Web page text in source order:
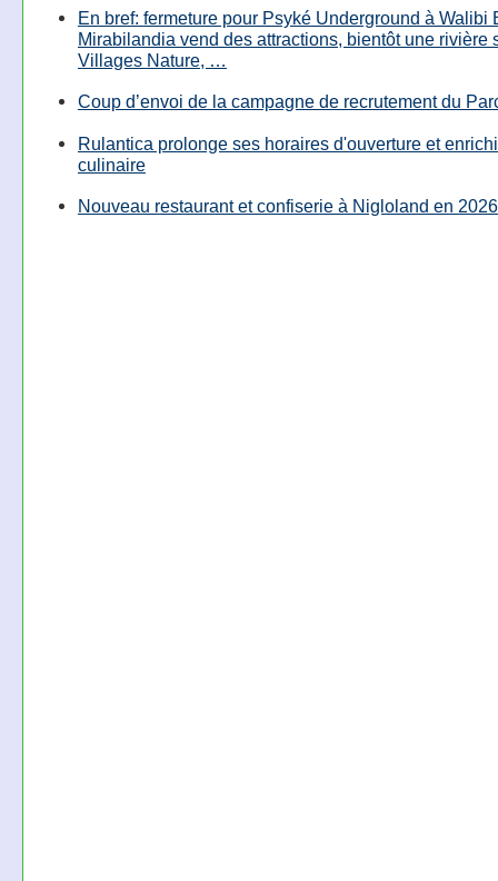
En bref: fermeture pour Psyké Underground à Walibi
Mirabilandia vend des attractions, bientôt une rivière
Villages Nature, …
Coup d’envoi de la campagne de recrutement du
Rulantica prolonge ses horaires d'ouverture et
culinaire
Nouveau restaurant et confiserie à Nigloland en 2026